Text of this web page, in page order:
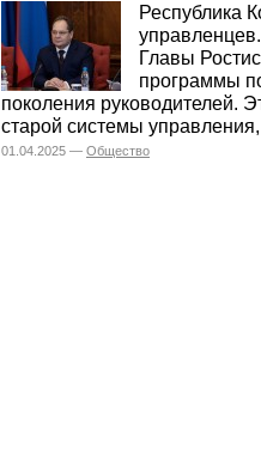
Республика
Главы
программы
поколения руководителей.
старой системы
01.04.2025 — Общество